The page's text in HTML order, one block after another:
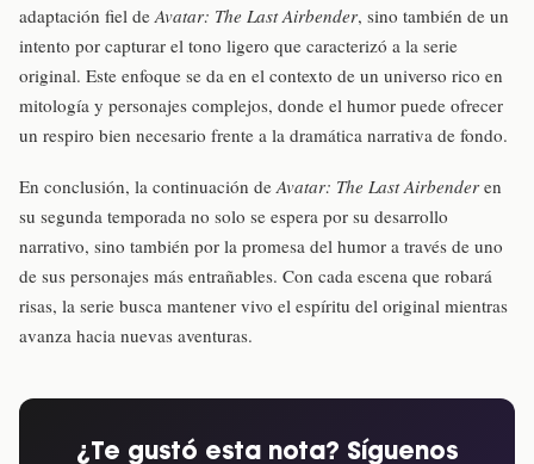
adaptación fiel deAvatar: The Last Airbender, sino también de un
intento por capturar el tono ligero que caracterizó a la serie
original. Este enfoque se da en el contexto de un universo rico en
mitología y personajes complejos, donde el humor puede ofrecer
un respiro bien necesario frente a la dramática narrativa de fondo.
En conclusión, la continuación deAvatar: The Last Airbenderen
su segunda temporada no solo se espera por su desarrollo
narrativo, sino también por la promesa del humor a través de uno
de sus personajes más entrañables. Con cada escena que robará
risas, la serie busca mantener vivo el espíritu del original mientras
avanza hacia nuevas aventuras.
¿Te gustó esta nota? Síguenos